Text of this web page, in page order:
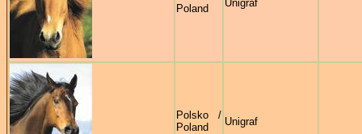
Poland
Unigraf
Polsko /
Poland
Unigraf